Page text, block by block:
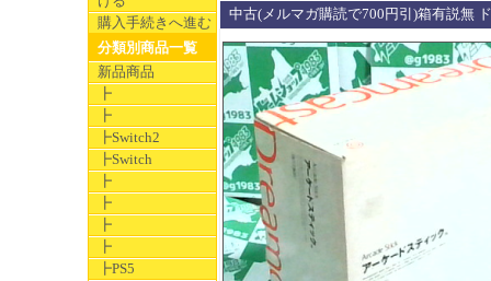
購入手続きへ進む
分類別商品一覧
新品商品
┣
┣
┣Switch2
┣Switch
┣
┣
┣
┣
┣PS5
中古(メルマガ購読で700円引)箱有説無